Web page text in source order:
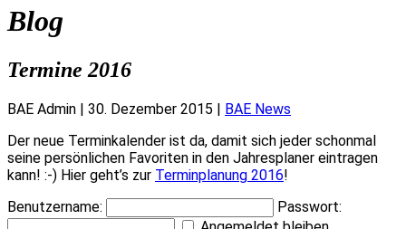
Blog
Termine 2016
BAE Admin | 30. Dezember 2015 | BAE News
Der neue Terminkalender ist da, damit sich jeder schonmal
seine persönlichen Favoriten in den Jahresplaner eintragen
kann! :-) Hier geht’s zur Terminplanung 2016!
Benutzername:
Passwort: